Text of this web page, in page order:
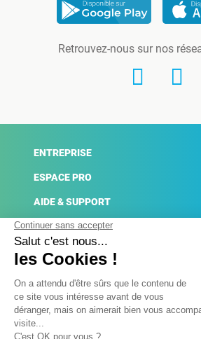
Retrouvez-nous sur nos
ENTREPRISE
ESPACE PRO
AIDE & SUPPORT
ACTUALITÉS
Mentions légales